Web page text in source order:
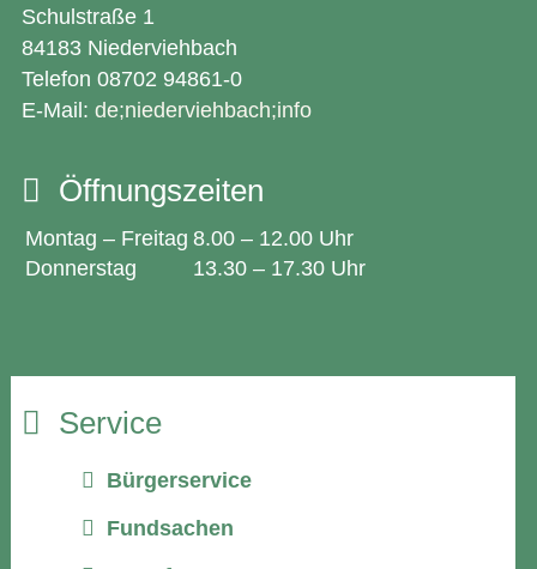
Schulstraße 1
84183 Niederviehbach
Telefon 08702 94861-0
E-Mail: de;niederviehbach;info
Öffnungszeiten
Montag – Freitag 8.00 – 12.00 Uhr
Donnerstag
13.30 – 17.30 Uhr
Service
Bürgerservice
Fundsachen